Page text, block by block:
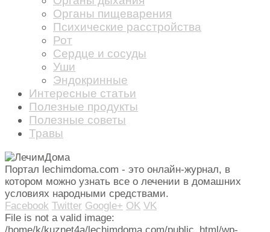
Органы пищеварения
Психические расстройства
Рот
Сердце и сосуды
Уши
Эндокринные
Интересные статьи
Полезные продукты
Полезные советы
Травы
Портал lechimdoma.com - это онлайн-журнал, в
котором можно узнать все о лечении в домашних
условиях народными средствами.
Facebook Twitter Google+ OK VK
File is not a valid image: